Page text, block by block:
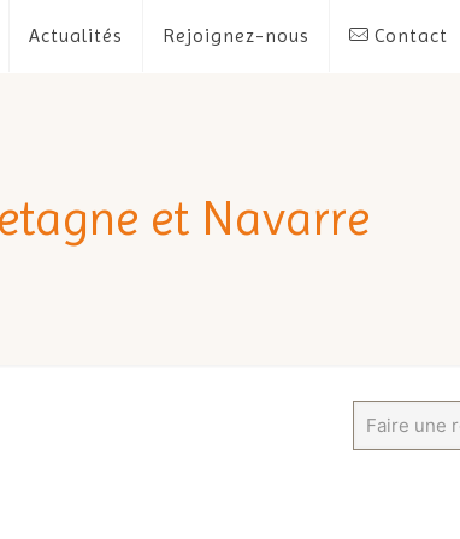
Actualités Rejoignez-nous Contact
et Navarre